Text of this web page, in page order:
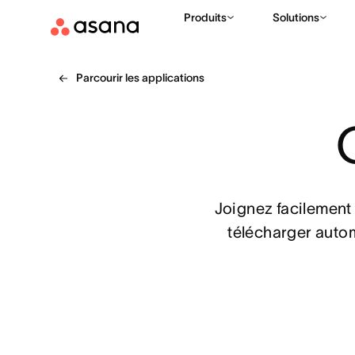
Produits Solutions
Parcourir les applications
Joignez
télécharger